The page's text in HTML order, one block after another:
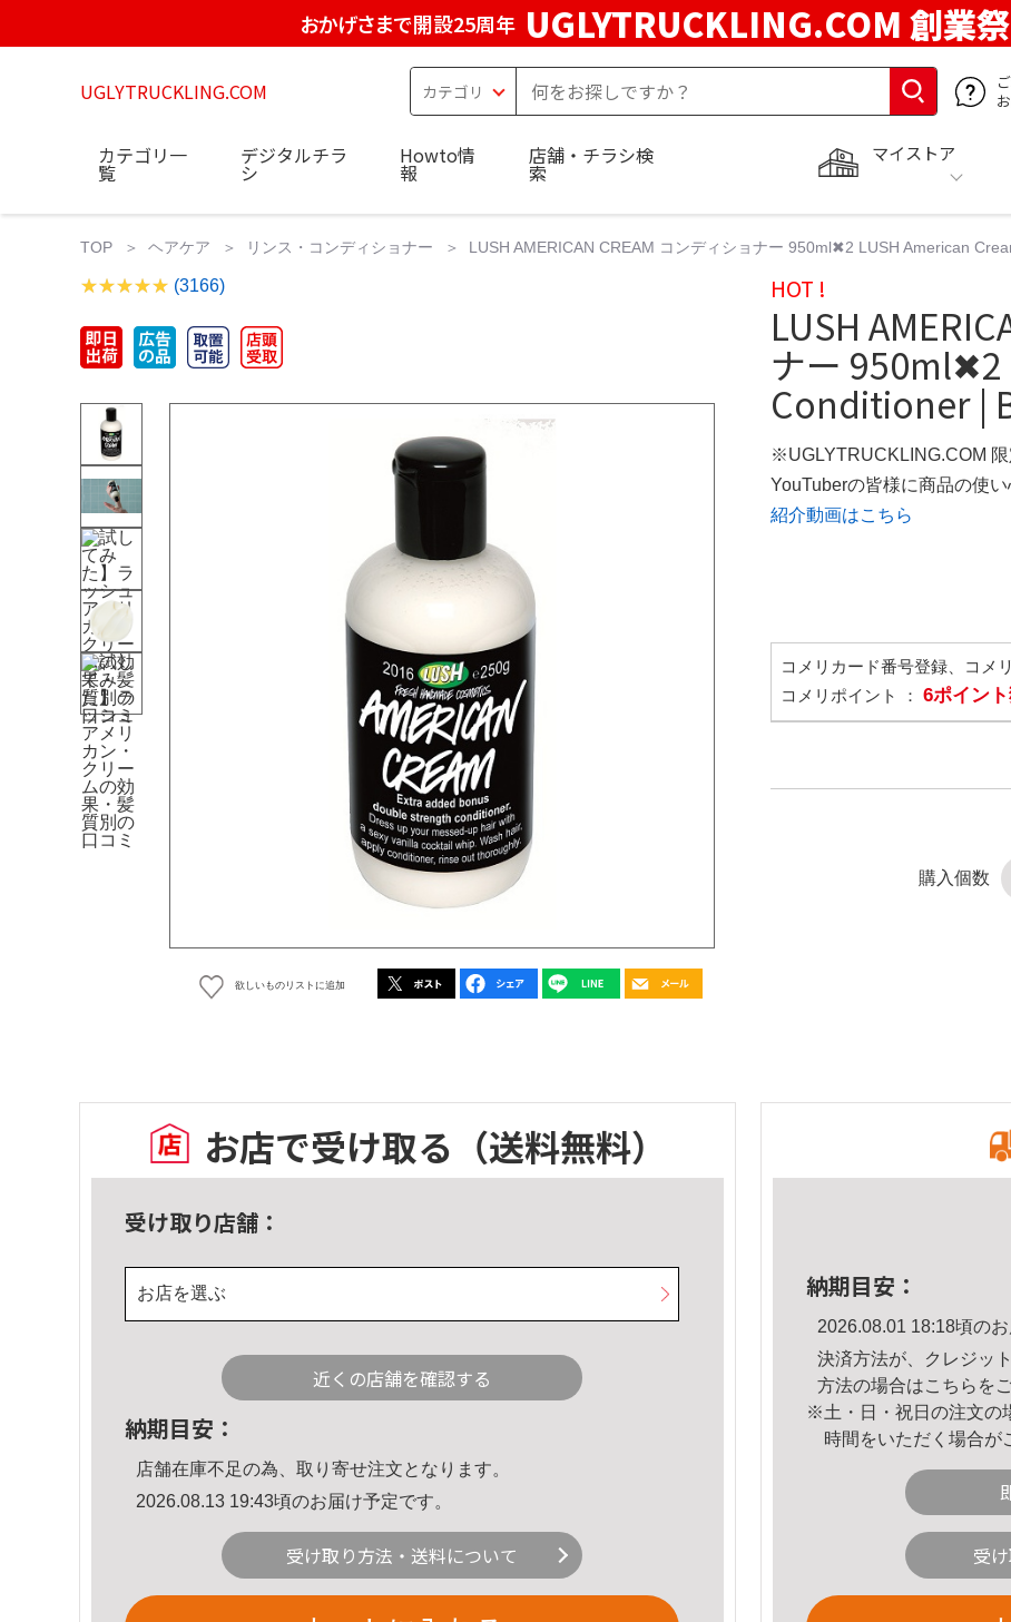
おかげさまで開設25周年 UGLYTRUCKLING.COM 創業祭
UGLYTRUCKLING.COM
マイストア
カテゴリ一
覧
デジタルチラ
シ
Howto情
報
店舗・チラシ検
索
TOP ヘアケア リンス・コンディショナー LUSH AMERICAN CREAM コンディショナー 950ml✖︎2 LUSH American
(3166)
欲しいものリストに追加
HOT !
LUSH
ナー 950ml✖︎2
Conditioner |
※UGLYTRUCKLING.COM
YouTuberの皆様に商品の使
紹介動画はこちら
コメリカード番号登録、コメ
コメリポイント ： 6ポイン
購入個数
お店で受け取る （送料無料）
受け取り店舗：
お店を選ぶ
近くの店舗を確認する
納期目安：
店舗在庫不足の為、取り寄せ注文となります。
2026.08.13 19:43頃のお届け予定です。
受け取り方法・送料について
納期目安：
2026.08.01 18:18頃のお
決済方法が、クレジッ
方法の場合はこちら を
※土・日・祝日の注文の
時間をいただく場合が
受